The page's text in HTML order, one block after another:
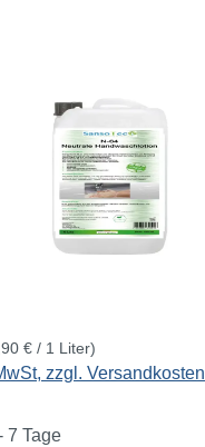
€ / 1 Liter)
zzgl. Versandkosten
7 Tage